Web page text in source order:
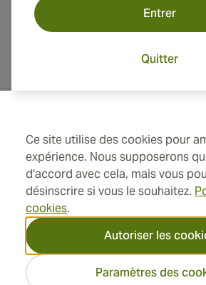
Ce site utilise des cookies pour
expérience. Nous supposerons
d'accord avec cela, mais vous
désinscrire si vous le souhaitez.
cookies.
Autoriser les
Paramètres des
Entrer
Quitter
Toll Free +1 (850)